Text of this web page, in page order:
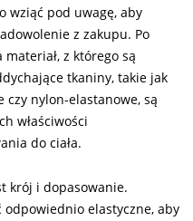
wziąć pod uwagę, aby
z zakupu. Po
z którego są
tkaniny, takie jak
nylon-elastanowe, są
właściwości
do ciała.
krój i dopasowanie.
odpowiednio elastyczne, aby